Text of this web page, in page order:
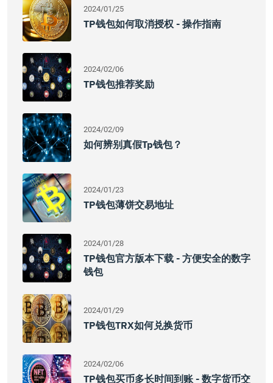
2024/01/25
TP钱包如何取消授权 - 操作指南
2024/02/06
TP钱包推荐奖励
2024/02/09
如何辨别真假tp钱包？
2024/01/23
TP钱包薄饼交易地址
2024/01/28
TP钱包官方版本下载 - 方便安全的数字
钱包
2024/01/29
TP钱包TRX如何兑换货币
2024/02/06
TP钱包买币多长时间到账 - 数字货币交